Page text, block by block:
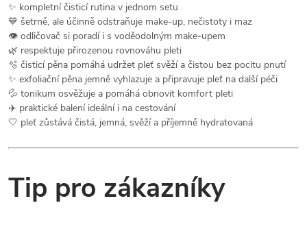
✨ kompletní čisticí rutina v jednom setu
💙 šetrně, ale účinně odstraňuje make-up, nečistoty i maz
👁️ odličovač si poradí i s voděodolným make-upem
🌿 respektuje přirozenou rovnováhu pleti
🫧 čisticí pěna pomáhá udržet pleť svěží a čistou bez pocitu pnutí
✨ exfoliační pěna jemně vyhlazuje a připravuje pleť na další péči
💦 tonikum osvěžuje a pomáhá obnovit komfort pleti
✈️ praktické balení ideální i na cestování
🤍 pleť zůstává čistá, jemná, svěží a příjemně hydratovaná
Tip pro zákazníky